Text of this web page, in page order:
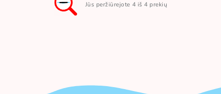
Jūs peržiūrejote 4 iš 4 prekių